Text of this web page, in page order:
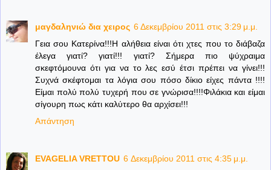
μαγδαληνιώ δια χειρος 6 Δεκεμβρίου 2011 στις 3:29 μ.μ.
Γεια σου Κατερίνα!!!Η αλήθεια είναι ότι χτες που το διάβαζα
έλεγα γιατί? γιατί!!! γιατί? Σήμερα πιο ψύχραιμα
σκεφτόμουνα ότι για να το λες εσύ έτσι πρέπει να γίνει!!!
Συχνά σκέφτομαι τα λόγια σου πόσο δίκιο είχες πάντα !!!!
Είμαι πολύ πολύ τυχερή που σε γνώρισα!!!!Φιλάκια και είμαι
σίγουρη πως κάτι καλύτερο θα αρχίσει!!!
Απάντηση
EVAGELIA VRETTOU 6 Δεκεμβρίου 2011 στις 4:35 μ.μ.